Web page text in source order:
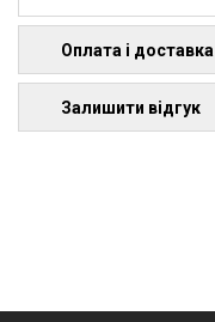
Оплата і доставка
Залишити відгук